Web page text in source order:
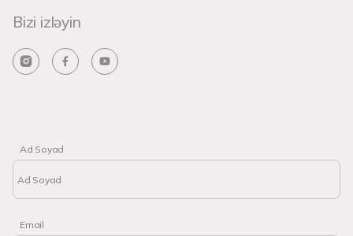
Bizi izləyin
Ad Soyad
Email